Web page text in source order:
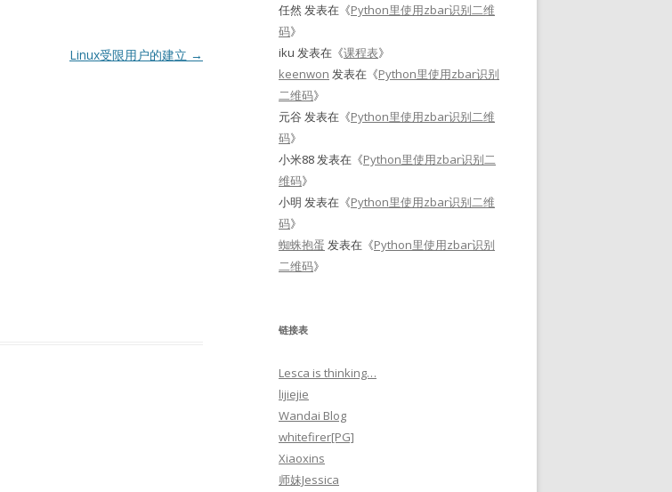
Linux受限用户的建立 →
任然 发表在《Python里使用zbar识别二维
码》
iku 发表在《课程表》
keenwon 发表在《Python里使用zbar识别
二维码》
元谷发表在《Python里使用zbar识别二维
码》
小米88发表在《Python里使用zbar识别二
维码》
小明 发表在《Python里使用zbar识别二维
码》
蜘蛛抱蛋 发表在《Python里使用zbar识别
二维码》
链接表
Lesca is thinking…
lijiejie
Wandai Blog
whitefirer[PG]
Xiaoxins
师妹Jessica